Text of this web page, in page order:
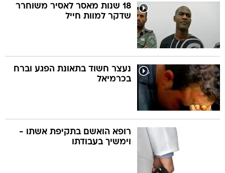
18 שנות מאסר לאסיר משוחרר
שדקר למוות חייל
נעצר חשוד בתאונת הפגע וברח
בכרמיאל
רופא הואשם בתקיפת אשתו -
וימשיך בעבודתו